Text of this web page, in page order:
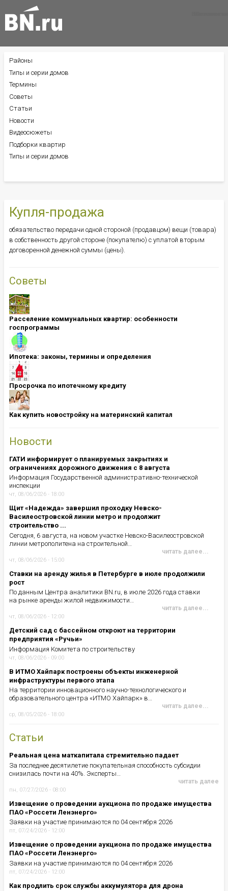
Купля-продажа
обязательство передачи одной стороной (продавцом) вещи (товара)
в собственность другой стороне (покупателю) с уплатой вторым
договоренной денежной суммы (цены).
Советы
Расселение коммунальных квартир: особенности
госпрограммы
Ипотека: ​​​​​​​законы, термины и определения
Просрочка по ипотечному кредиту
Как купить новостройку на материнский капитал
Новости
ГАТИ информирует о планируемых закрытиях и
ограничениях дорожного движения с 8 августа
Информация Государственной административно-технической
инспекции
чт, 08/06/2026 - 18:00
Щит «Надежда» завершил проходку Невско-
Василеостровской линии метро и продолжит
строительство ...
Сегодня, 6 августа, на новом участке Невско-Василеостровской
линии метрополитена на строительной…
читать далее...
чт, 08/06/2026 - 15:00
Ставки на аренду жилья в Петербурге в июле продолжили
рост
По данным Центра аналитики BN.ru, в июле 2026 года ставки
на рынке аренды жилой недвижимости…
читать далее...
чт, 08/06/2026 - 12:00
Детский сад с бассейном откроют на территории
предприятия «Ручьи»
Информация Комитета по строительству
чт, 08/06/2026 - 09:00
В ИТМО Хайпарк построены объекты инженерной
инфраструктуры первого этапа
На территории инновационного научно-технологического и
образовательного центра «ИТМО Хайпарк» в…
читать далее...
ср, 08/05/2026 - 18:00
Статьи
Реальная цена маткапитала стремительно падает
За последнее десятилетие покупательная способность субсидии
снизилась почти на 40%. Эксперты…
читать далее
пн, 07/27/2026 - 08:00
Извещение о проведении аукциона по продаже имущества
ПАО «Россети Ленэнерго»
Заявки на участие принимаются по 04 сентября 2026
пт, 07/24/2026 - 12:00
Извещение о проведении аукциона по продаже имущества
ПАО «Россети Ленэнерго»
Заявки на участие принимаются по 04 сентября 2026
пт, 07/24/2026 - 12:00
Как продлить срок службы аккумулятора для дрона
БОКОВОЕ
МЕНЮ
Районы
Типы и серии домов
Термины
Советы
Статьи
Новости
Видеосюжеты
Подборки квартир
Типы и серии домов